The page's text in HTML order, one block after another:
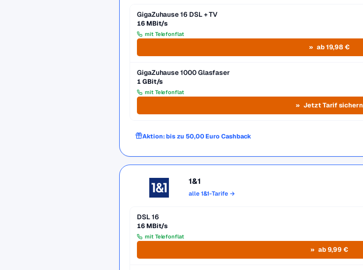
GigaZuhause 16 DSL + TV
16 MBit/s
mit Telefonflat
ab 19,98 €
GigaZuhause 1000 Glasfaser
1 GBit/s
mit Telefonflat
Jetzt Tarif sichern
Aktion: bis zu 50,00 Euro Cashback
1&1
alle 1&1-Tarife →
DSL 16
16 MBit/s
mit Telefonflat
ab 9,99 €